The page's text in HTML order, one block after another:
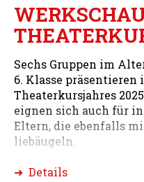
Sechs Gruppen im
6. Klasse präsentieren
Theaterkursjahres
eignen sich auch für
Eltern, die ebenfalls
liebäugeln.
➜ Details